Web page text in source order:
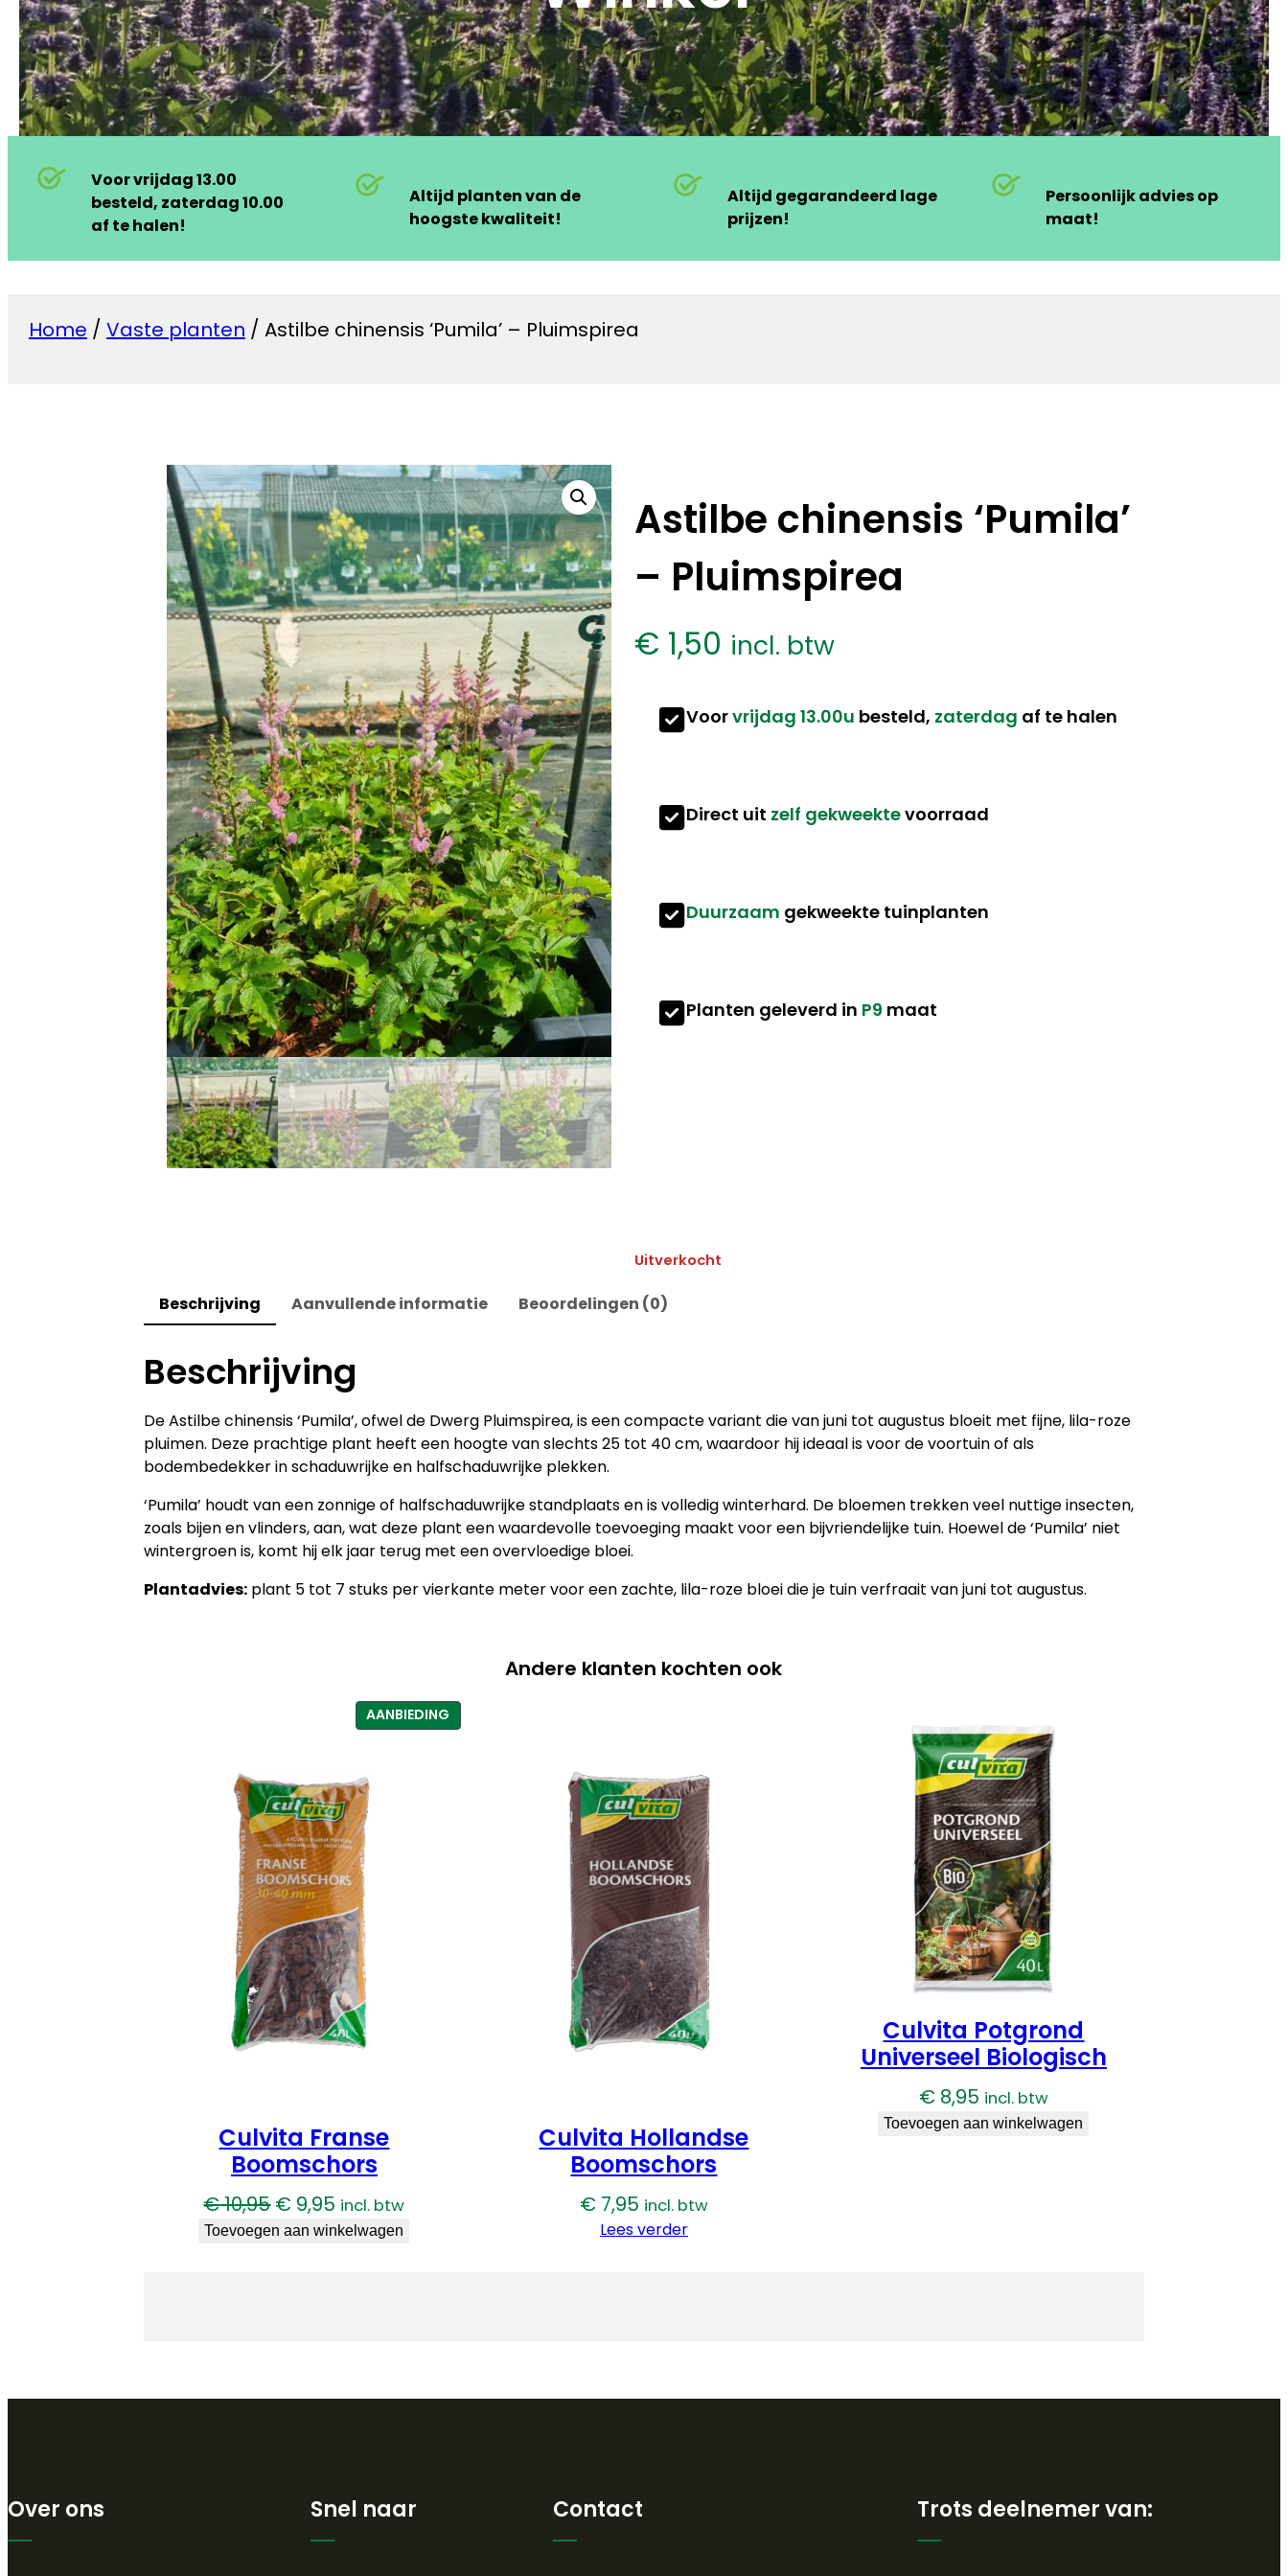
Voor vrijdag 13.00
besteld, zaterdag 10.00
af te halen!
Altijd planten van de
hoogste kwaliteit!
Altijd gegarandeerd lage
prijzen!
Persoonlijk advies op
maat!
Home / Vaste planten / Astilbe chinensis ‘Pumila’ – Pluimspirea
Astilbe chinensis ‘Pumila’
– Pluimspirea
€ 1,50 incl. btw
Voorvrijdag 13.00u besteld, zaterdag af te halen
Direct uit zelf gekweektevoorraad
Duurzaam gekweekte tuinplanten
Planten geleverd in P9 maat
Uitverkocht
Beschrijving Aanvullende informatie Beoordelingen (0)
Beschrijving
De Astilbe chinensis ‘Pumila’, ofwel de Dwerg Pluimspirea, is een compacte variant die van juni tot augustus bloeit met fijne, lila-roze
pluimen. Deze prachtige plant heeft een hoogte van slechts 25 tot 40 cm, waardoor hij ideaal is voor de voortuin of als
bodembedekker in schaduwrijke en halfschaduwrijke plekken.
‘Pumila’ houdt van een zonnige of halfschaduwrijke standplaats en is volledig winterhard. De bloemen trekken veel nuttige insecten,
zoals bijen en vlinders, aan, wat deze plant een waardevolle toevoeging maakt voor een bijvriendelijke tuin. Hoewel de ‘Pumila’ niet
wintergroen is, komt hij elk jaar terug met een overvloedige bloei.
Plantadvies: plant 5 tot 7 stuks per vierkante meter voor een zachte, lila-roze bloei die je tuin verfraait van juni tot augustus.
Andere klanten kochten ook
AANBIEDING
IN
Culvita Franse
Boomschors
€10,95Oorspronkelijke
prijs
€ 9,95 Huidige
prijs
incl. btw
Toevoegen aan winkelwagen
Culvita Hollandse
Boomschors
€7,95 incl. btw
Lees verder
Culvita Potgrond
Universeel Biologisch
€8,95 incl. btw
Toevoegen aan winkelwagen
Over ons Snel naar Contact Trots deelnemer van: